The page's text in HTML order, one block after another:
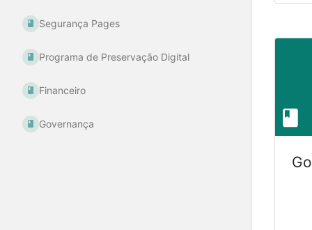
Segurança Pages
Programa de Preservação Digital
Financeiro
Governança